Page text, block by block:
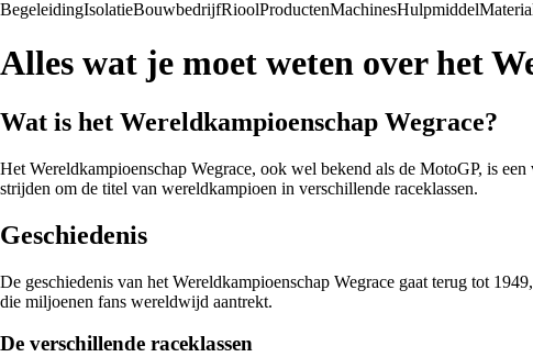
BegeleidingIsolatieBouwbedrijfRioolProductenMachinesHulpmiddel
Alles wat je moet weten over het
Wat is het Wereldkampioenschap Wegrace?
Het Wereldkampioenschap Wegrace, ook wel bekend als de MotoGP, is
strijden om de titel van wereldkampioen in verschillende raceklassen.
Geschiedenis
De geschiedenis van het Wereldkampioenschap Wegrace gaat terug tot
die miljoenen fans wereldwijd aantrekt.
De verschillende raceklassen